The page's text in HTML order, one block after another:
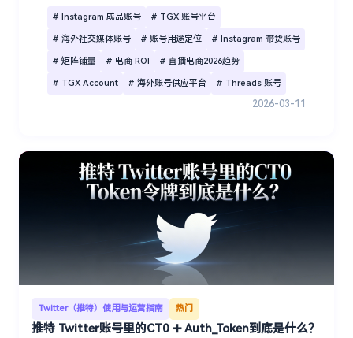
# Instagram 成品账号 # TGX 账号平台
# 海外社交媒体账号 # 账号用途定位 # Instagram 带货账号
# 矩阵铺量 # 电商 ROI # 直播电商2026趋势
# TGX Account # 海外账号供应平台 # Threads 账号
2026-03-11
Twitter（推特）使用与运营指南 热门
推特 Twitter账号里的CT0 ➕ Auth_Token到底是什么？